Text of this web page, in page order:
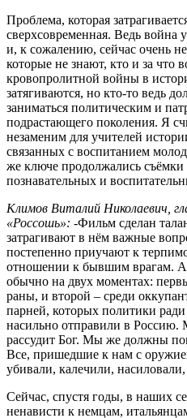
Проблема, которая
сверхсовременная. Ведь война
и, к сожалению, сейчас очень
которые не знают, кто и за что
кровопролитной войны в
затягиваются, но кто-то ведь
заниматься политическим и
подрастающего поколения. Я
незаменим для учителей
связанных с воспитанием
же ключе продолжались съёмки
познавательных и
Климов Виталий Николаевич,
«Россошь»: -Фильм сделан
затрагивают в нём важные
постепенно приучают к
отношении к бывшим врагам.
обычно на двух моментах:
раны, и второй – среди
парней, которых политики
насильно отправили в
рассудит Бог. Мы же должны
Все, пришедшие к нам с
убивали, калечили,
Сейчас, спустя годы, в наших
ненависти к немцам,